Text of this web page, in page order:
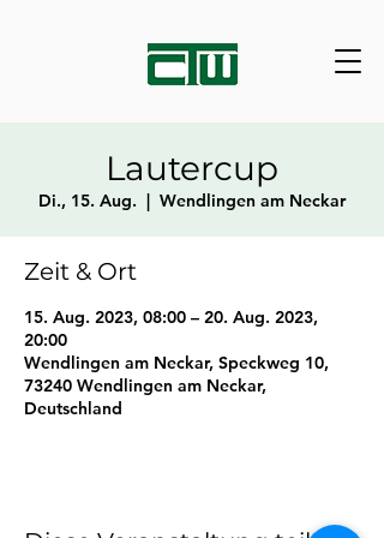
Lautercup
Di., 15. Aug.
  |
Wendlingen am Neckar
Zeit & Ort
15. Aug. 2023, 08:00 – 20. Aug. 2023,
20:00
Wendlingen am Neckar, Speckweg 10,
73240 Wendlingen am Neckar,
Deutschland